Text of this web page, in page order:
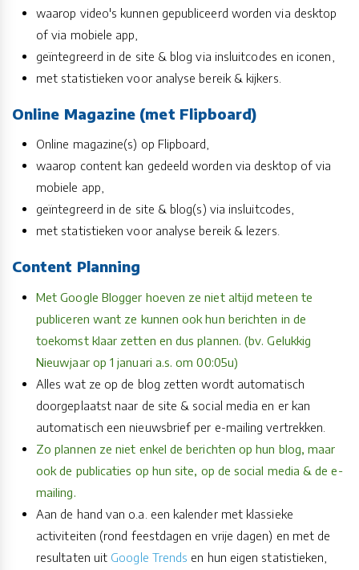
waarop video's kunnen gepubliceerd worden via desktop
of via mobiele app,
geïntegreerd in de site & blog via insluitcodes en iconen,
met statistieken voor analyse bereik & kijkers.
Online Magazine (met Flipboard)
Online magazine(s) op Flipboard,
waarop content kan gedeeld worden via desktop of via
mobiele app,
geïntegreerd in de site & blog(s) via insluitcodes,
met statistieken voor analyse bereik & lezers.
Content Planning
Met Google Blogger hoeven ze niet altijd meteen te
publiceren want ze kunnen ook hun berichten in de
toekomst klaar zetten en dus plannen. (bv. Gelukkig
Nieuwjaar op 1 januari a.s. om 00:05u)
Alles wat ze op de blog zetten wordt automatisch
doorgeplaatst naar de site & social media en er kan
automatisch een nieuwsbrief per e-mailing vertrekken.
Zo plannen ze niet enkel de berichten op hun blog, maar
ook de publicaties op hun site, op de social media & de e-
mailing.
Aan de hand van o.a. een kalender met klassieke
activiteiten (rond feestdagen en vrije dagen) en met de
resultaten uit Google Trends en hun eigen statistieken,